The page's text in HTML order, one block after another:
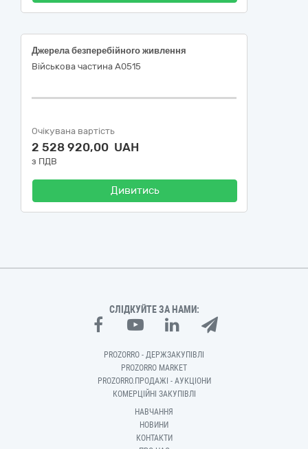
Джерела безперебійного живлення
Військова частина А0515
Очікувана вартість
2 528 920,00 UAH
з ПДВ
Дивитись
СЛІДКУЙТЕ ЗА НАМИ:
PROZORRO - ДЕРЖЗАКУПІВЛІ
PROZORRO MARKET
PROZORRO.ПРОДАЖІ - АУКЦІОНИ
КОМЕРЦІЙНІ ЗАКУПІВЛІ
НАВЧАННЯ
НОВИНИ
КОНТАКТИ